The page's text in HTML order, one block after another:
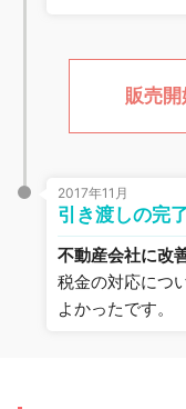
販売
2017年11月
引き渡しの完了
不動産会社に改
税金の対応につ
よかったです。